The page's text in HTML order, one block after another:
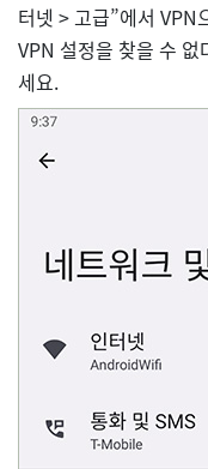
터넷 > 고급”에서 VPN
VPN 설정을 찾을 수 없
세요.